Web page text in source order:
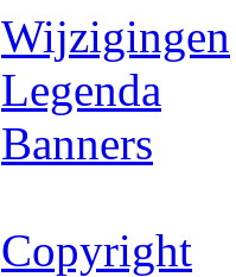
Wijzigingen
Legenda
Banners
Copyright